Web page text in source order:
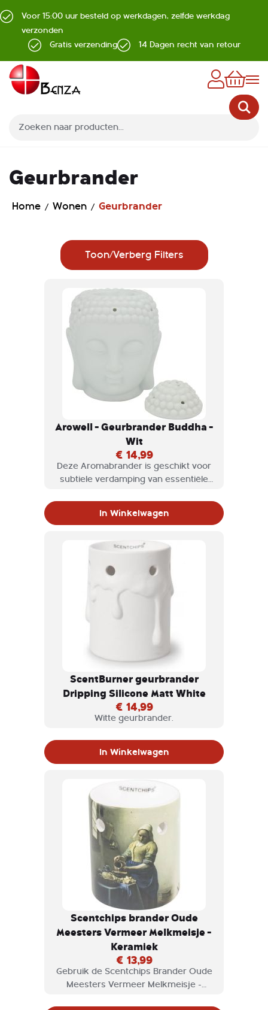
Voor 15:00 uur besteld op werkdagen, zelfde werkdag
verzonden
Gratis verzending
14 Dagen recht van retour
Geurbrander
Home Wonen Geurbrander
Toon/Verberg Filters
Arowell - Geurbrander Buddha -
Wit
€ 14,99
Deze Aromabrander is geschikt voor
subtiele verdamping van essentiële
In Winkelwagen
ScentBurner geurbrander
Dripping Silicone Matt White
€ 14,99
Witte geurbrander.
In Winkelwagen
Scentchips brander Oude
Meesters Vermeer Melkmeisje -
Keramiek
€ 13,99
Gebruik de Scentchips Brander Oude
Meesters Vermeer Melkmeisje -